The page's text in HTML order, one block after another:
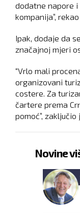
dodatne napore
kompanija”,
Ipak, dodaje da
značajnoj mjeri
“Vrlo mali
organizovani
costere. Za
čartere prema
pomoć”, zaključio
Novine